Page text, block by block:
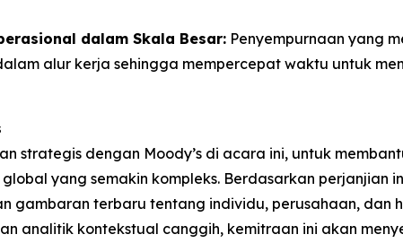
dalam Skala Besar: Penyempurnaan yang
alur kerja sehingga mempercepat waktu untuk
strategis dengan Moody’s di acara ini, untuk
yang semakin kompleks. Berdasarkan
gambaran terbaru tentang individu, perusahaan, dan
analitik kontekstual canggih, kemitraan ini akan